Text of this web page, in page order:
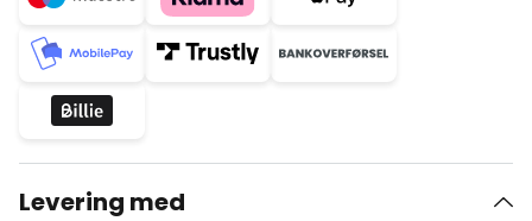
Levering med